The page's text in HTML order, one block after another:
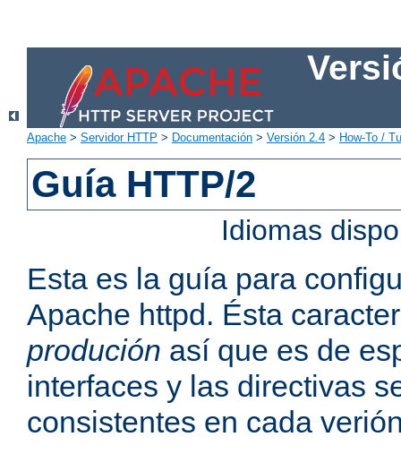
Apache > Servidor HTTP > Documentación > Versión 2.4 > How-To /
Guía HTTP/2
Idiomas
Esta es la guía para
Apache httpd. Ésta
produción así que es de
interfaces y las directivas
consistentes en cada